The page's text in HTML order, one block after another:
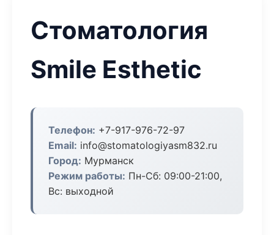
Стоматология
Smile Esthetic
Телефон: +7-917-976-72-97
Email: info@stomatologiyasm832.ru
Город: Мурманск
Режим работы: Пн-Сб: 09:00-21:00,
Вс: выходной